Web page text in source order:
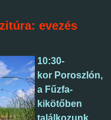
evezés
10:30-
kor Poroszlón,
a Fűzfa-
kikötőben
találkozunk.